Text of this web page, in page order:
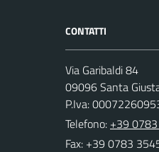
CONTATTI
Via Garibaldi 84
09096 Santa
P.Iva:
Telefono: +39
Fax: +39 0783